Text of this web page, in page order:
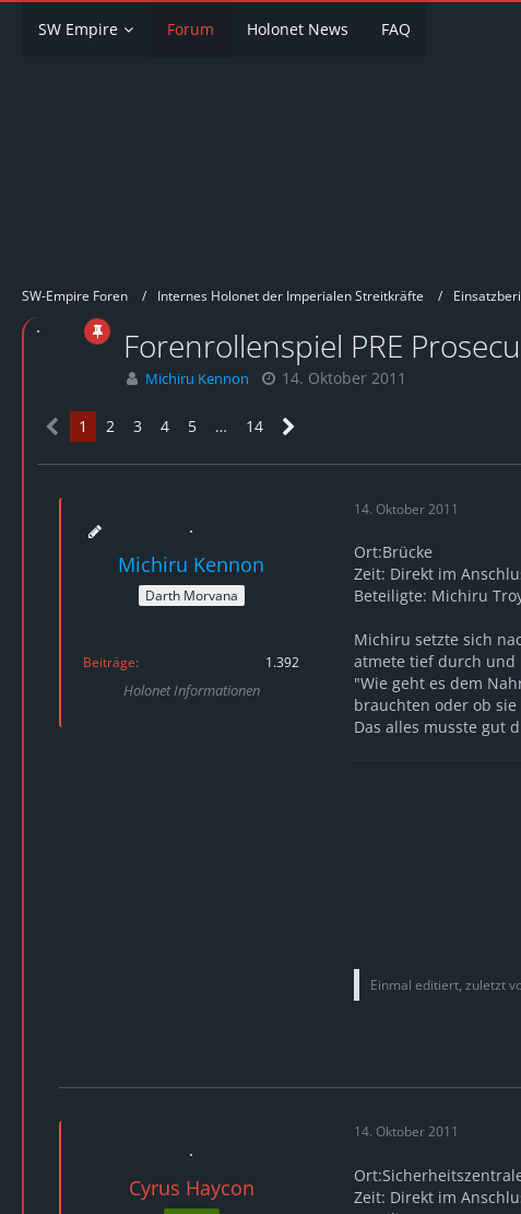
SW Empire Forum Holonet News FAQ
SW-Empire Foren Internes Holonet der Imperialen Streitkräfte
Forenrollenspiel PRE
Michiru Kennon 14. Oktober 2011
1 2 3 4 5 … 14
Michiru Kennon
Darth Morvana
Beiträge 1.392
Holonet Informationen
14. Oktober 2011
Ort:Brücke
Zeit: Direkt im
Beteiligte: Michiru
Michiru setzte sich
atmete tief durch und
"Wie geht es dem
brauchten oder ob
Das alles musste gut
Einmal editiert, zuletzt
Cyrus Haycon
14. Oktober 2011
Zeit: Direkt im